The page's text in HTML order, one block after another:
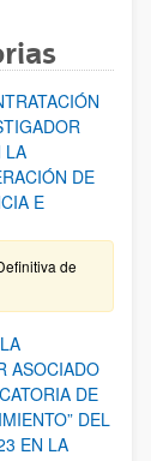
LA
DE
E
de
ASOCIADO
DE
DEL
EN LA